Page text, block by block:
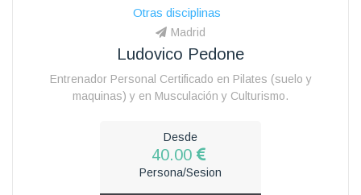
Otras disciplinas
Madrid
Ludovico Pedone
Entrenador Personal Certificado en Pilates (suelo y
maquinas) y en Musculación y Culturismo.
Desde
40.00
Persona/Sesion